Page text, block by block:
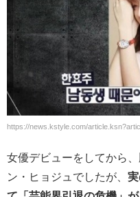
https://news.kstyle.com/
女優デビューをしてから
ン・ヒョジュでしたが、